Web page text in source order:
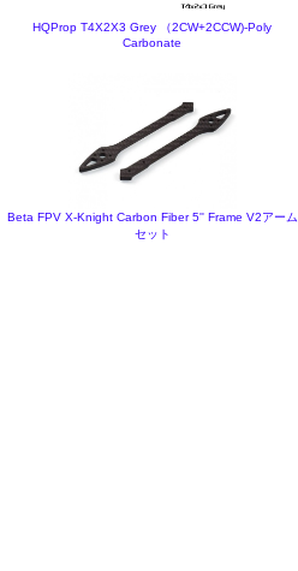
HQProp T4X2X3 Grey （2CW+2CCW)-Poly
Carbonate
Beta FPV X-Knight Carbon Fiber 5'' Frame V2アーム
セット